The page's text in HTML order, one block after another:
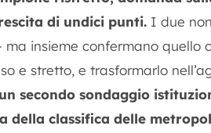
di undici punti. I due
insieme confermano quello
e stretto, e trasformarlo
secondo sondaggio
della classifica delle